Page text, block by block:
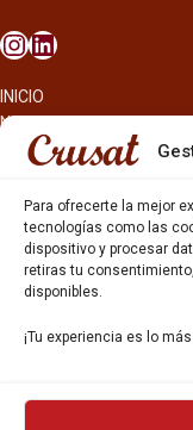
Para ofrecerte la mejor
tecnologías como las
dispositivo y procesar
retiras tu
disponibles.
¡Tu experiencia es lo
INICIO
NOSOTROS
CERVEZAS
OTROS PRODUCTOS
REPARTO EN
HOSTELERÍA Y
CARTAS DE CERVEZAS
CATAS Y FORMACIONES
SERVICIO TÉCNICO
GESTIÓN DE